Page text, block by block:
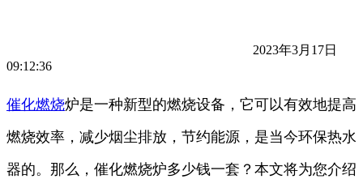
2023年3月17日
09:12:36
催化燃烧炉是一种新型的燃烧设备，它可以有效地提高
燃烧效率，减少烟尘排放，节约能源，是当今环保热水
器的。那么，催化燃烧炉多少钱一套？本文将为您介绍